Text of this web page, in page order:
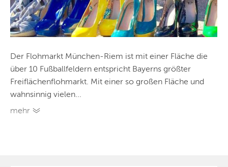
Der Flohmarkt München-Riem ist mit einer Fläche die
über 10 Fußballfeldern entspricht Bayerns größter
Freiflächenflohmarkt. Mit einer so großen Fläche und
wahnsinnig vielen...
mehr